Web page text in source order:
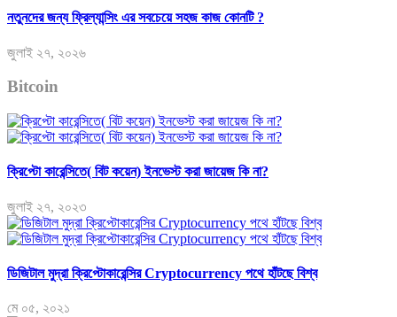
নতুনদের জন্য ফ্রিল্যান্সিং এর সবচেয়ে সহজ কাজ কোনটি ?
জুলাই ২৭, ২০২৬
Bitcoin
ক্রিপ্টো কারেন্সিতে( বিট কয়েন) ইনভেস্ট করা জায়েজ কি না?
জুলাই ২৭, ২০২৩
ডিজিটাল মুদ্রা ক্রিপ্টোকারেন্সির Cryptocurrency পথে হাঁটছে বিশ্ব
মে ০৫, ২০২১